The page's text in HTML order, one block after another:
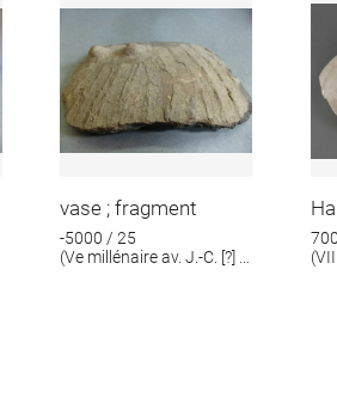
vase ; fragment
-5000 / 25
(Ve millénaire av. J.-C. [?] ;